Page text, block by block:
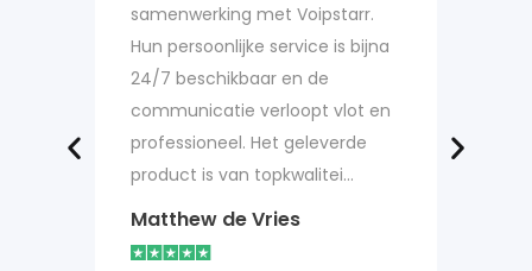
samenwerking met Voipstarr.
Hun persoonlijke service is bijna
24/7 beschikbaar en de
communicatie verloopt vlot en
professioneel. Het geleverde
product is van topkwalitei…
Matthew de Vries